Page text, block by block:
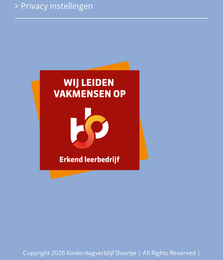
Privacy instellingen
Copyright 2026 Kinderdagverblijf Doortje | All Rights Reserved |